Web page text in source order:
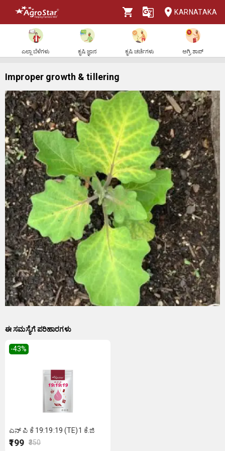
KARNATAKA
ಎಲ್ಲಾ ಬೆಳೆಗಳು ಕೃಷಿ ಜ್ಞಾನ ಕೃಷಿ ಚರ್ಚೆಗಳು ಅಗ್ರಿ ಶಾಪ್
Improper growth & tillering
ಈ ಸಮಸ್ಯೆಗೆ ಪರಿಹಾರಗಳು
-43%
ಎನ್ ಪಿ ಕೆ 19:19:19 (TE)1 ಕೆ.ಜಿ
₹199 ₹350